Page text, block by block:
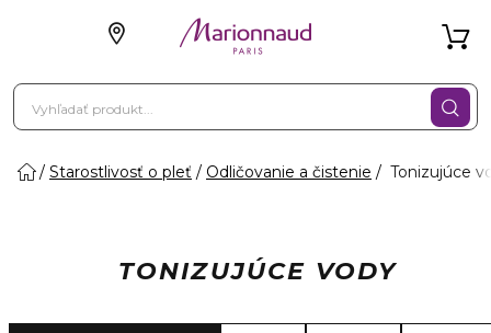
Starostlivosť o pleť Odličovanie a čistenie Tonizujúce
TONIZUJÚCE VODY